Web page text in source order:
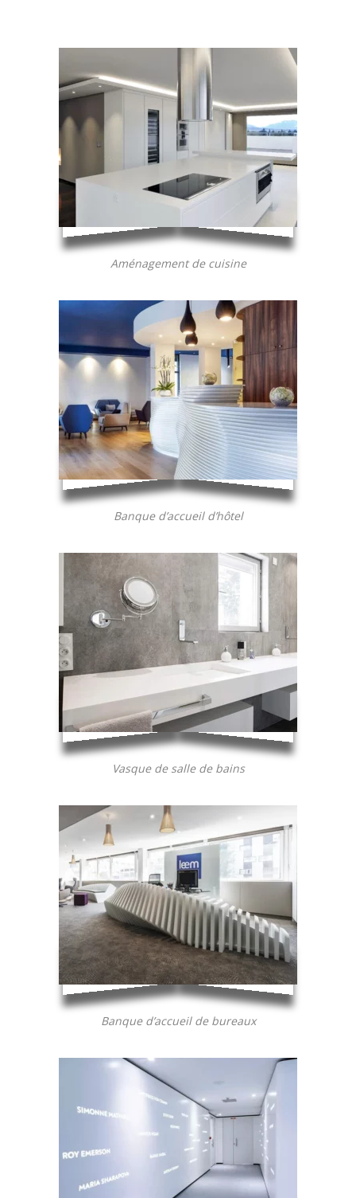
Aménagement de cuisine
Banque d’accueil d’hôtel
Vasque de salle de bains
Banque d’accueil de bureaux